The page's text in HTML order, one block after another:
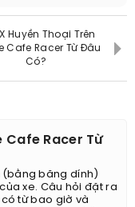
Huyền Thoại Trên
Cafe Racer Từ Đâu
Có?
Cafe Racer Từ
(bằng băng dính)
xe. Câu hỏi đặt ra
từ bao giờ và